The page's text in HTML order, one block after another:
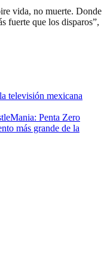
vida, no muerte. Donde
fuerte que los disparos”,
televisión mexicana
Penta Zero
más grande de la